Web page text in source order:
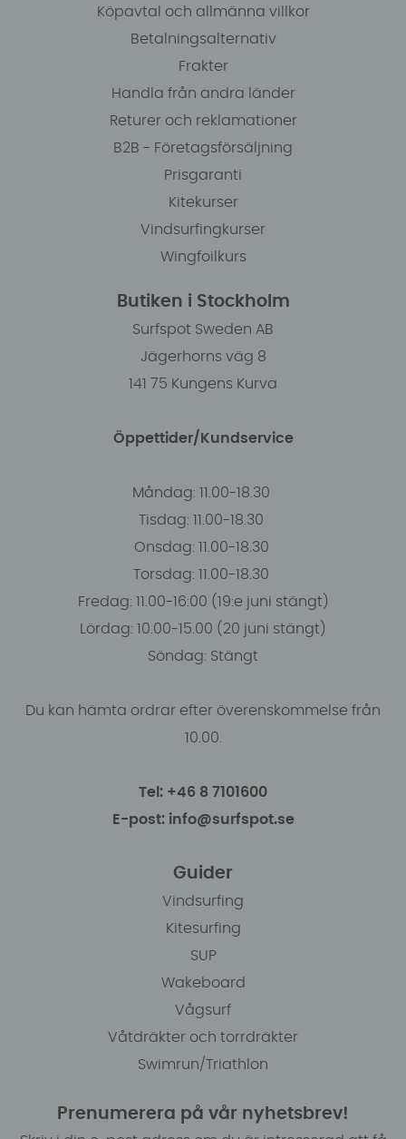
Köpavtal och allmänna villkor
Betalningsalternativ
Frakter
Handla från andra länder
Returer och reklamationer
B2B - Företagsförsäljning
Prisgaranti
Kitekurser
Vindsurfingkurser
Wingfoilkurs
Butiken i Stockholm
Surfspot Sweden AB
Jägerhorns väg 8
141 75 Kungens Kurva
Öppettider/Kundservice
Måndag: 11.00-18.30
Tisdag: 11.00-18.30
Onsdag: 11.00-18.30
Torsdag: 11.00-18.30
Fredag: 11.00-16:00 (19:e juni stängt)
Lördag: 10.00-15.00 (20 juni stängt)
Söndag: Stängt
Du kan hämta ordrar efter överenskommelse från
10.00.
Tel: +46 8 7101600
E-post: info@surfspot.se
Guider
Vindsurfing
Kitesurfing
SUP
Wakeboard
Vågsurf
Våtdräkter och torrdräkter
Swimrun/Triathlon
Prenumerera på vår nyhetsbrev!